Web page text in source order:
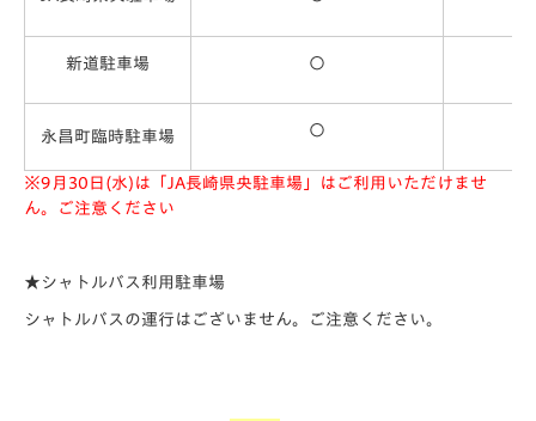
新道駐車場 〇
永昌町臨時駐車場 〇
※9月30日(水)は「JA長崎県央駐車場」はご利用いただけませ
ん。ご注意ください
★ シャトルバス利用駐車場
シャトルバスの運行はございません。ご注意ください。